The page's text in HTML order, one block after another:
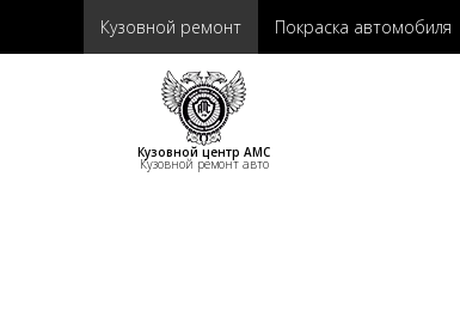
Кузовной ремонт Покраска автомобиля
Кузовной центр АМС
Кузовной ремонт авто